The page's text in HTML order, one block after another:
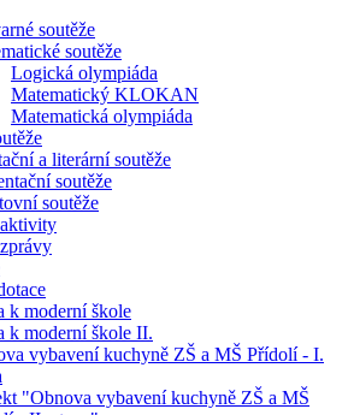
soutěže
soutěže
Logická olympiáda
Matematický KLOKAN
Matematická olympiáda
a literární soutěže
soutěže
soutěže
k moderní škole
k moderní škole II.
vybavení kuchyně ZŠ a MŠ Přídolí - I.
"Obnova vybavení kuchyně ZŠ a MŠ